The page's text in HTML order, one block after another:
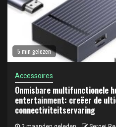
5 min gelezen
Accessoires
Onmisbare multifunctionele
entertainment: creëer de
connectiviteitservaring